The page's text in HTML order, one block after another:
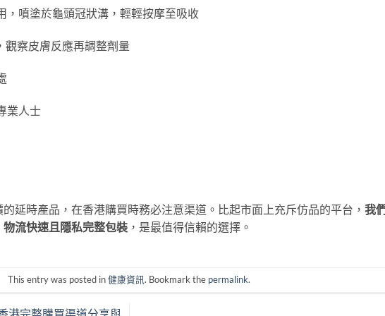
，噴塗於龜頭冠狀溝，輕輕按摩至吸收
觀察皮膚反應再調整劑量
業人士
延時產品，在香港購買時務必注意渠道。比起市面上充斥仿品的平台， 我
流快速且隱私完整包裝 ，是最值得信賴的選擇。
This entry was posted in健康資訊. Bookmark the permalink.